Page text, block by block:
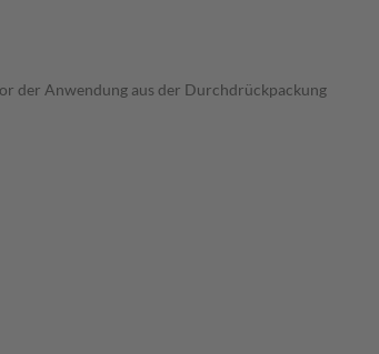
der Anwendung aus der Durchdrückpackung